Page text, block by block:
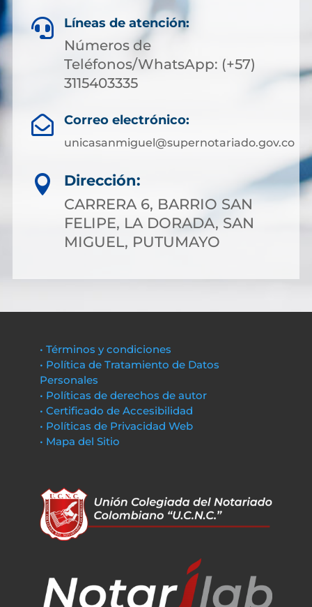
 Líneas de atención:
Números de
Teléfonos/WhatsApp: (+57)
3115403335
 Correo electrónico:
unicasanmiguel@supernotariado.gov.co

Dirección:
CARRERA 6, BARRIO SAN
FELIPE, LA DORADA, SAN
MIGUEL, PUTUMAYO
• Términos y condiciones
• Política de Tratamiento de Datos
Personales
• Políticas de derechos de autor
• Certificado de Accesibilidad
• Políticas de Privacidad Web
• Mapa del Sitio